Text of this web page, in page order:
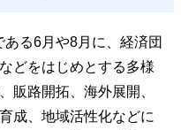
る6月や8月に、経済団
どをはじめとする多様
販路開拓、海外展開、
成、地域活性化などに